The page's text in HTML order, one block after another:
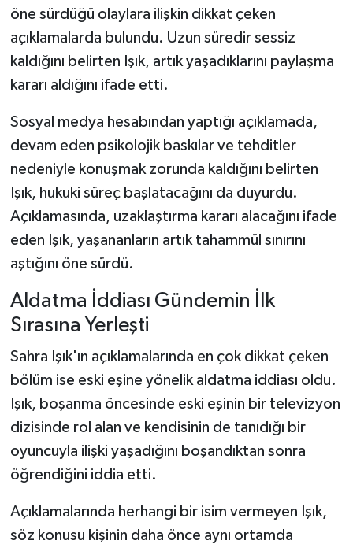
öne sürdüğü olaylara ilişkin dikkat çeken
açıklamalarda bulundu. Uzun süredir sessiz
kaldığını belirten Işık, artık yaşadıklarını paylaşma
kararı aldığını ifade etti.
Sosyal medya hesabından yaptığı açıklamada,
devam eden psikolojik baskılar ve tehditler
nedeniyle konuşmak zorunda kaldığını belirten
Işık, hukuki süreç başlatacağını da duyurdu.
Açıklamasında, uzaklaştırma kararı alacağını ifade
eden Işık, yaşananların artık tahammül sınırını
aştığını öne sürdü.
Aldatma İddiası Gündemin İlk
Sırasına Yerleşti
Sahra Işık'ın açıklamalarında en çok dikkat çeken
bölüm ise eski eşine yönelik aldatma iddiası oldu.
Işık, boşanma öncesinde eski eşinin bir televizyon
dizisinde rol alan ve kendisinin de tanıdığı bir
oyuncuyla ilişki yaşadığını boşandıktan sonra
öğrendiğini iddia etti.
Açıklamalarında herhangi bir isim vermeyen Işık,
söz konusu kişinin daha önce aynı ortamda